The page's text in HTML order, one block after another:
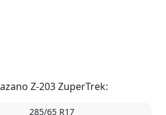
Z-203 ZuperTrek:
285/65 R17